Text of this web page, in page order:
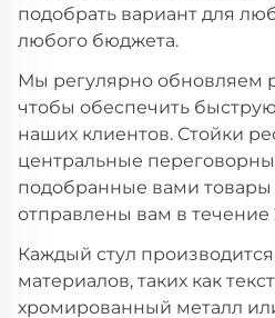
подобрать вариант для
любого бюджета.
Мы регулярно обновляем
чтобы обеспечить
наших клиентов. Стойки
центральные
подобранные вами товары
отправлены вам в течение
Каждый стул
материалов, таких как
хромированный металл